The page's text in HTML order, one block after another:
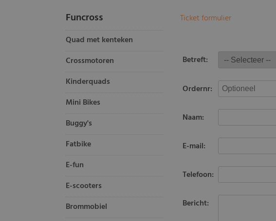
Funcross
Quad met kenteken
Crossmotoren
Kinderquads
Mini Bikes
Buggy's
Fatbike
E-fun
E-scooters
Brommobiel
Ticket formulier
Betreft:
Ordernr:
Naam:
E-mail:
Telefoon:
Bericht: